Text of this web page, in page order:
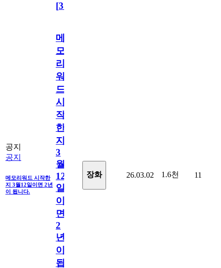
[31
공지
공지
메모리워드 시작한
지 3월12일이면 2년
이 됩니다.
메
모
리
워
드
시
작
한
지
3
월
12
일
이
면
2
년
이
됩
장화 26.03.02 1.6천 11